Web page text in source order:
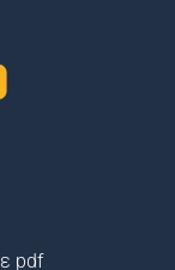
pdf